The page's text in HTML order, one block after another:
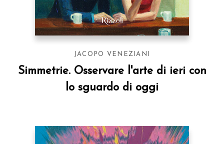
JACOPO VENEZIANI
Simmetrie. Osservare l'arte di ieri con
lo sguardo di oggi